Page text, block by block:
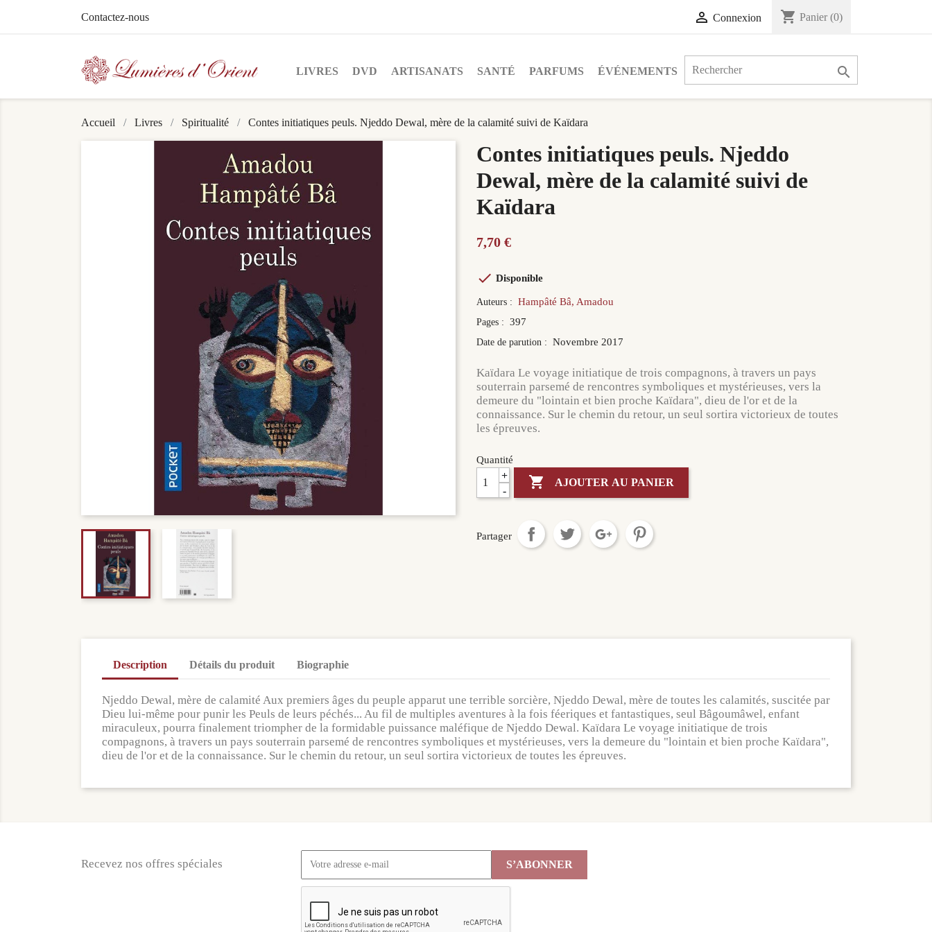
Contactez-nous  Connexion shopping_cart Panier (0)
LIVRES DVD ARTISANATS SANTÉ PARFUMS ÉVÉNEMENTS 
Accueil Livres Spiritualité Contes initiatiques peuls. Njeddo Dewal, mère de la calamité suivi de Kaïdara
Contes initiatiques peuls. Njeddo
Dewal, mère de la calamité suivi de
Kaïdara
7,70 €
 Disponible
Auteurs : Hampâté Bâ, Amadou
Pages : 397
Date de parution : Novembre 2017
Kaïdara Le voyage initiatique de trois compagnons, à travers un pays
souterrain parsemé de rencontres symboliques et mystérieuses, vers la
demeure du "lointain et bien proche Kaïdara", dieu de l'or et de la
connaissance. Sur le chemin du retour, un seul sortira victorieux de toutes
les épreuves.
Quantité
+
-
 AJOUTER AU PANIER
Partager
Description Détails du produit Biographie
Njeddo Dewal, mère de calamité Aux premiers âges du peuple apparut une terrible sorcière, Njeddo Dewal, mère de toutes les calamités, suscitée par
Dieu lui-même pour punir les Peuls de leurs péchés... Au fil de multiples aventures à la fois féeriques et fantastiques, seul Bâgoumâwel, enfant
miraculeux, pourra finalement triompher de la formidable puissance maléfique de Njeddo Dewal. Kaïdara Le voyage initiatique de trois
compagnons, à travers un pays souterrain parsemé de rencontres symboliques et mystérieuses, vers la demeure du "lointain et bien proche Kaïdara",
dieu de l'or et de la connaissance. Sur le chemin du retour, un seul sortira victorieux de toutes les épreuves.
Recevez nos offres spéciales